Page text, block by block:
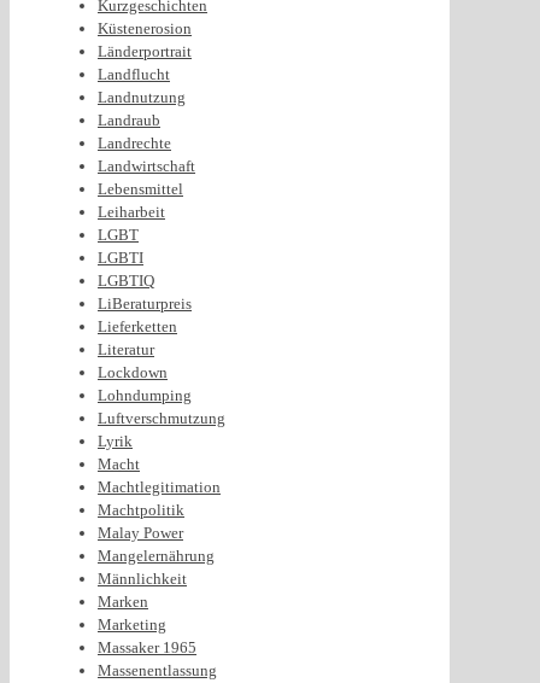
Kurzgeschichten
Küstenerosion
Länderportrait
Landflucht
Landnutzung
Landraub
Landrechte
Landwirtschaft
Lebensmittel
Leiharbeit
LGBT
LGBTI
LGBTIQ
LiBeraturpreis
Lieferketten
Literatur
Lockdown
Lohndumping
Luftverschmutzung
Lyrik
Macht
Machtlegitimation
Machtpolitik
Malay Power
Mangelernährung
Männlichkeit
Marken
Marketing
Massaker 1965
Massenentlassung